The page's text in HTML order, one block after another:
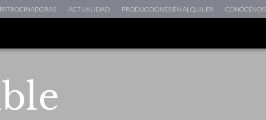
ACTUALIDAD PRODUCCIONES EN ALQUILER CONÓCENOS